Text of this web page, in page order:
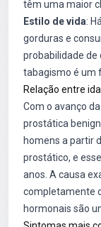
têm uma maior
Estilo de vida:
gorduras e
probabilidade de
tabagismo é um
Relação entre
Com o avanço
prostática
homens a partir
prostático, e
anos. A causa
completamente
hormonais são